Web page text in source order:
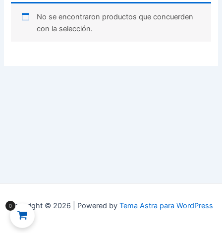
No se encontraron productos que concuerden
con la selección.
Copyright © 2026 | Powered by Tema Astra para WordPress
0